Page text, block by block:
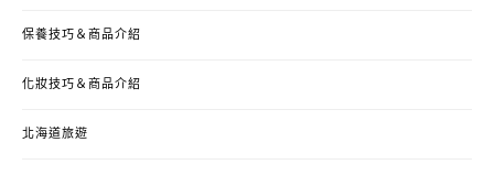
保養技巧＆商品介紹
化妝技巧＆商品介紹
北海道旅遊